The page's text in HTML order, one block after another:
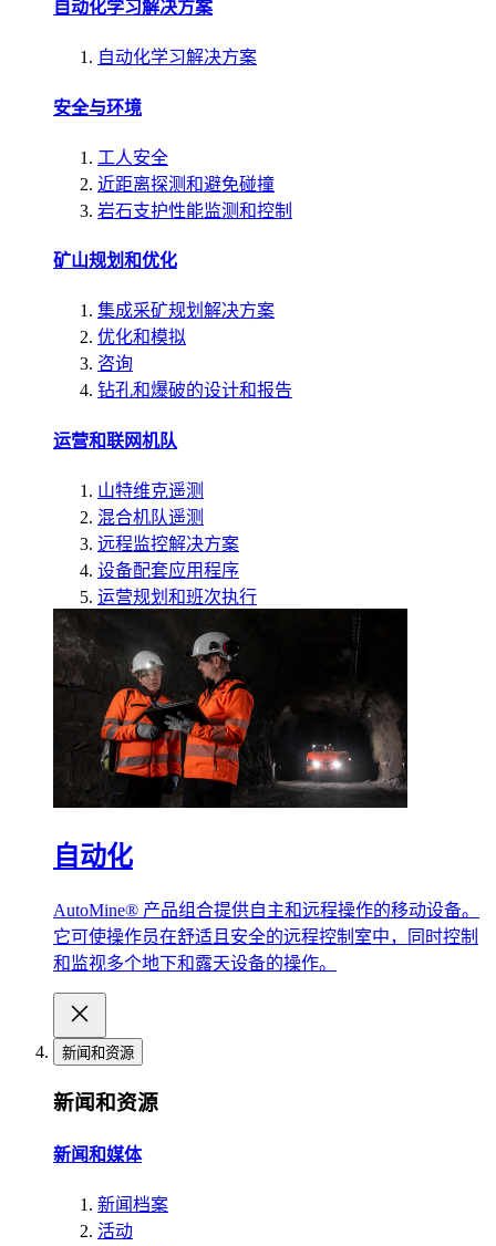
自动化学习解决方案
自动化学习解决方案
安全与环境
工人安全
近距离探测和避免碰撞
岩石支护性能监测和控制
矿山规划和优化
集成采矿规划解决方案
优化和模拟
咨询
钻孔和爆破的设计和报告
运营和联网机队
山特维克遥测
混合机队遥测
远程监控解决方案
设备配套应用程序
运营规划和班次执行
自动化
AutoMine® 产品组合提供自主和远程操作的移动设备。
它可使操作员在舒适且安全的远程控制室中，同时控制
和监视多个地下和露天设备的操作。
新闻和资源
新闻和资源
新闻和媒体
新闻档案
活动